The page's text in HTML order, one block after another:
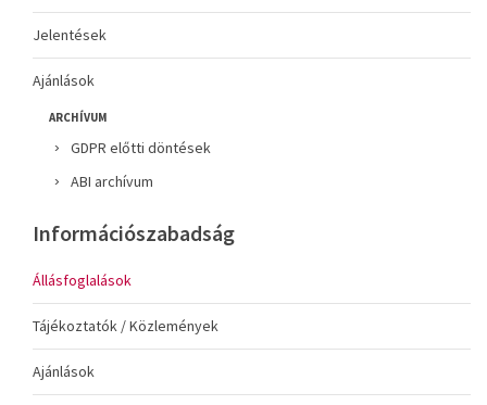
Jelentések
Ajánlások
ARCHÍVUM
GDPR előtti döntések
ABI archívum
Információszabadság
Állásfoglalások
Tájékoztatók / Közlemények
Ajánlások